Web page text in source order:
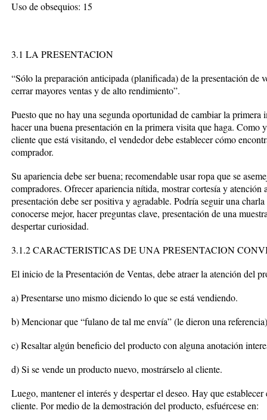
Uso de obsequios: 15
3.1 LA PRESENTACION
“Sólo la preparación anticipada (planificada) de la presentación de
cerrar mayores ventas y de alto rendimiento”.
Puesto que no hay una segunda oportunidad de cambiar la primera
hacer una buena presentación en la primera visita que haga. Como
cliente que está visitando, el vendedor debe establecer cómo
comprador.
Su apariencia debe ser buena; recomendable usar ropa que se
compradores. Ofrecer apariencia nítida, mostrar cortesía y atención
presentación debe ser positiva y agradable. Podría seguir una
conocerse mejor, hacer preguntas clave, presentación de una
despertar curiosidad.
3.1.2 CARACTERISTICAS DE UNA PRESENTACION
El inicio de la Presentación de Ventas, debe atraer la atención del
a) Presentarse uno mismo diciendo lo que se está vendiendo.
b) Mencionar que “fulano de tal me envía” (le dieron una
c) Resaltar algún beneficio del producto con alguna anotación
d) Si se vende un producto nuevo, mostrárselo al cliente.
Luego, mantener el interés y despertar el deseo. Hay que
cliente. Por medio de la demostración del producto, esfuércese en: